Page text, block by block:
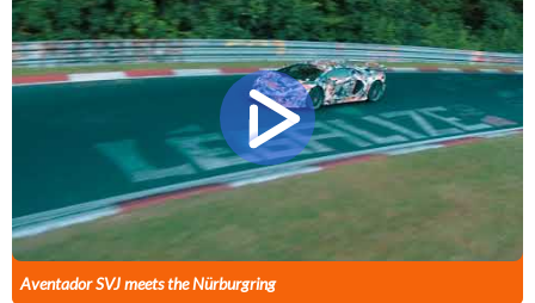
Aventador SVJ meets the Nürburgring